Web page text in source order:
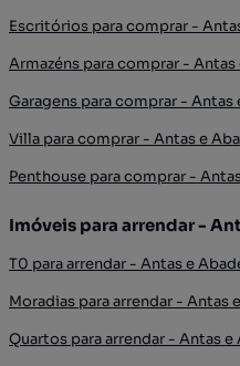
Escritórios para comprar -
Armazéns para comprar -
Garagens para comprar - Antas
Villa para comprar - Antas e
Penthouse para comprar -
Imóveis para arrendar -
T0 para arrendar - Antas e
Moradias para arrendar - Antas
Quartos para arrendar - Antas